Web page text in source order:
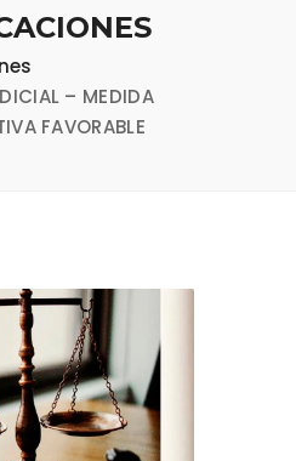
– MEDIDA
FAVORABLE